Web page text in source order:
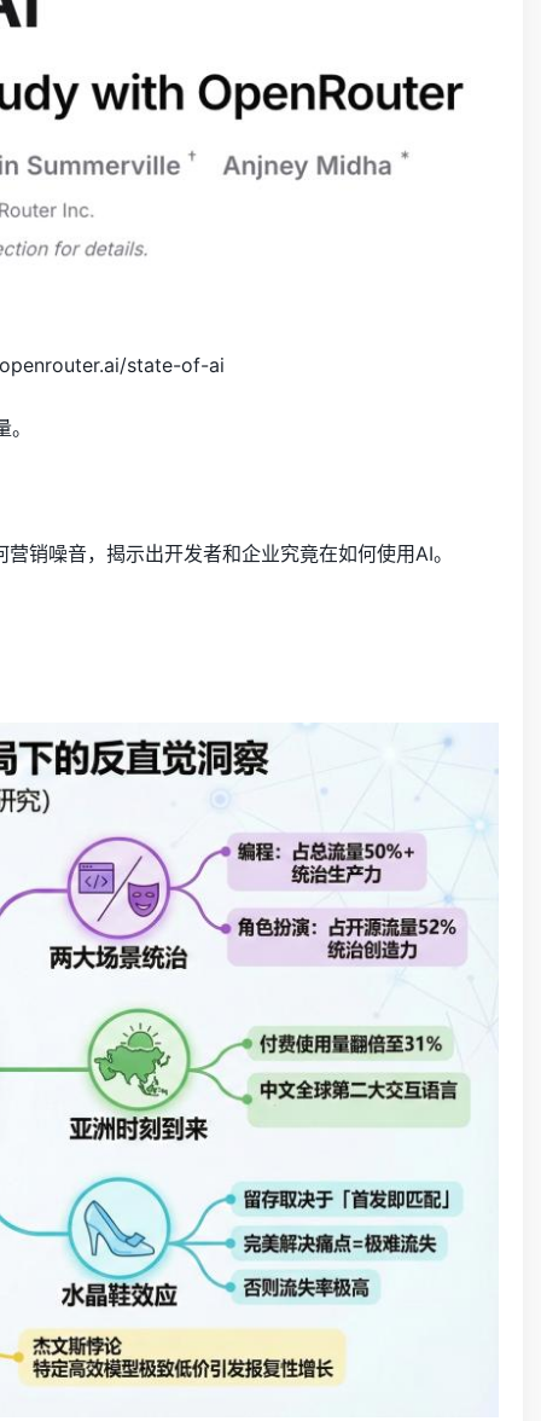
openrouter.ai/state-of-ai
销噪音，揭示出开发者和企业究竟在如何使用AI。